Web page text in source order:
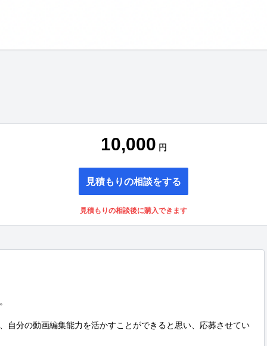
10,000 円
見積もりの相談をする
見積もりの相談後に購入できます
自分の動画編集能力を活かすことができると思い、応募させてい